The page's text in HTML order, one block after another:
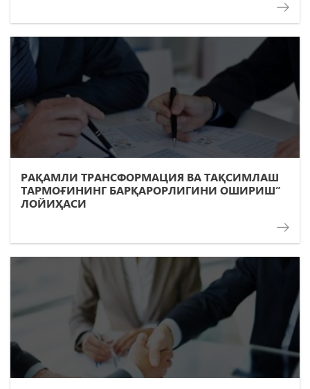
РАҚАМЛИ ТРАНСФОРМАЦИЯ ВА ТАҚСИМЛАШ
ТАРМОҒИНИНГ БАРҚАРОРЛИГИНИ ОШИРИШ”
ЛОЙИҲАСИ